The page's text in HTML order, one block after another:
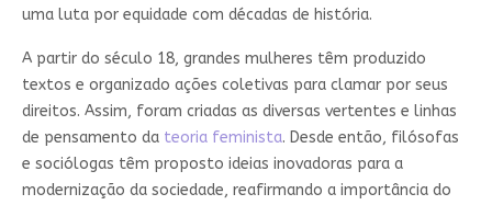
uma luta por equidade com décadas de história.
A partir do século 18, grandes mulheres têm produzido
textos e organizado ações coletivas para clamar por seus
direitos. Assim, foram criadas as diversas vertentes e linhas
de pensamento da teoria feminista. Desde então, filósofas
e sociólogas têm proposto ideias inovadoras para a
modernização da sociedade, reafirmando a importância do